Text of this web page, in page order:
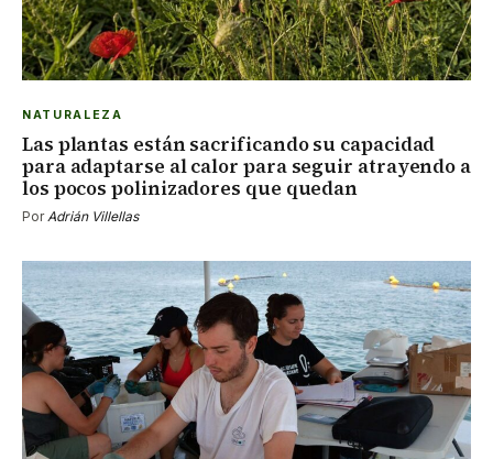
NATURALEZA
Las plantas están sacrificando su capacidad
para adaptarse al calor para seguir atrayendo a
los pocos polinizadores que quedan
Por Adrián Villellas